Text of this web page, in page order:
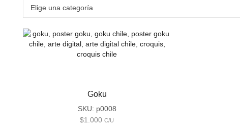
Elige una categoría
Goku
SKU: p0008
$1.000 C/U